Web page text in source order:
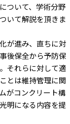
ついて、学術分野
いて解説を頂きま
が進み、直ちに対
後保全から予防保
それらに対して適
とは維持管理に関
がコンクリート構
明になる内容を提